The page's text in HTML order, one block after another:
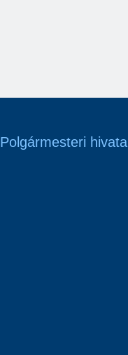
Polgármesteri hivatal